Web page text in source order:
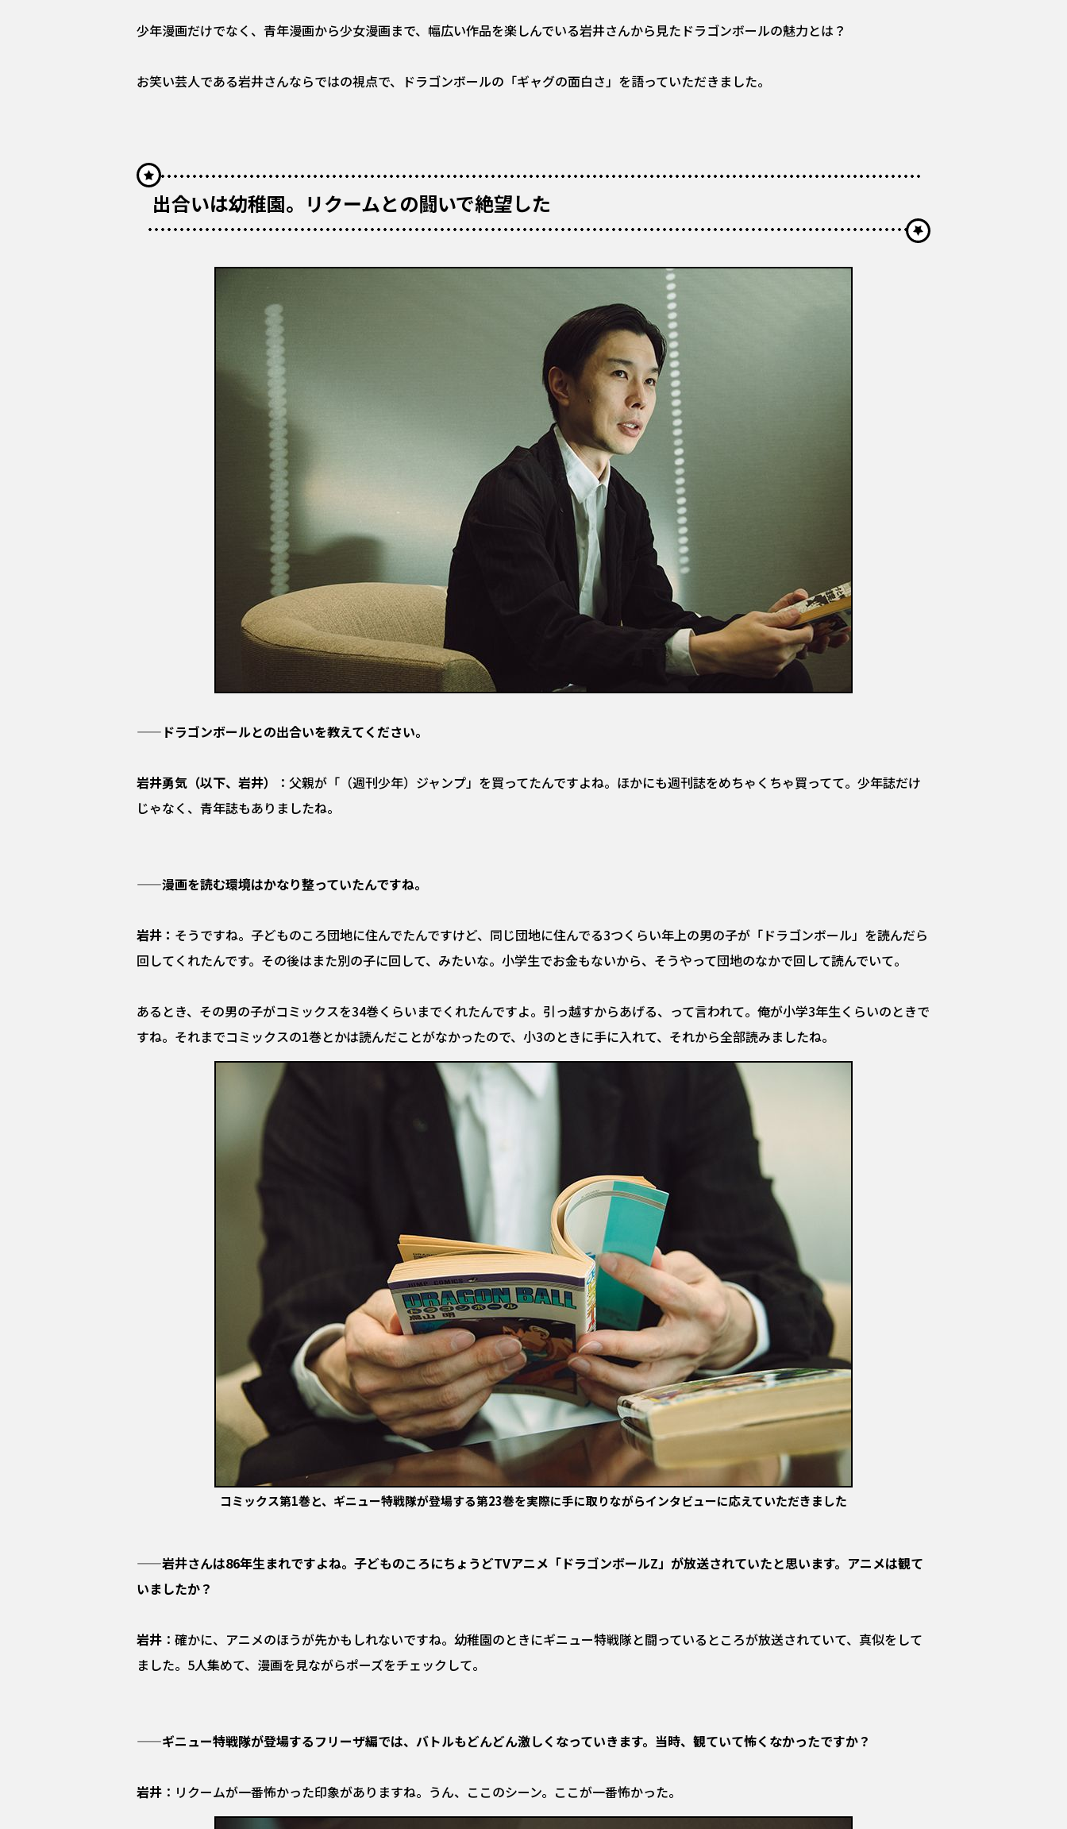
少年漫画だけでなく、青年漫画から少女漫画まで、幅広い作品を楽しんでいる岩井さんから見たドラゴンボールの魅力とは？
お笑い芸人である岩井さんならではの視点で、ドラゴンボールの「ギャグの面白さ」を語っていただきました。
出合いは幼稚園。リクームとの闘いで絶望した
——ドラゴンボールとの出合いを教えてください。
岩井勇気（以下、岩井）
：父親が「（週刊少年）ジャンプ」を買ってたんですよね。ほかにも週刊誌をめちゃくちゃ買ってて。少年誌だけ
じゃなく、青年誌もありましたね。
——漫画を読む環境はかなり整っていたんですね。
岩井： そうですね。子どものころ団地に住んでたんですけど、同じ団地に住んでる3つくらい年上の男の子が「ドラゴンボール」を読んだら
回してくれたんです。その後はまた別の子に回して、みたいな。小学生でお金もないから、そうやって団地のなかで回して読んでいて。
あるとき、その男の子がコミックスを34巻くらいまでくれたんですよ。引っ越すからあげる、って言われて。俺が小学3年生くらいのときで
すね。それまでコミックスの1巻とかは読んだことがなかったので、小3のときに手に入れて、それから全部読みましたね。
コミックス第1巻と、ギニュー特戦隊が登場する第23巻を実際に手に取りながらインタビューに応えていただきました
——岩井さんは86年生まれですよね。子どものころにちょうどTVアニメ「ドラゴンボールZ」が放送されていたと思います。アニメは観て
いましたか？
岩井 ：確かに、アニメのほうが先かもしれないですね。幼稚園のときにギニュー特戦隊と闘っているところが放送されていて、真似をして
ました。5人集めて、漫画を見ながらポーズをチェックして。
——ギニュー特戦隊が登場するフリーザ編では、バトルもどんどん激しくなっていきます。当時、観ていて怖くなかったですか？
岩井 ：リクームが一番怖かった印象がありますね。うん、ここのシーン。ここが一番怖かった。